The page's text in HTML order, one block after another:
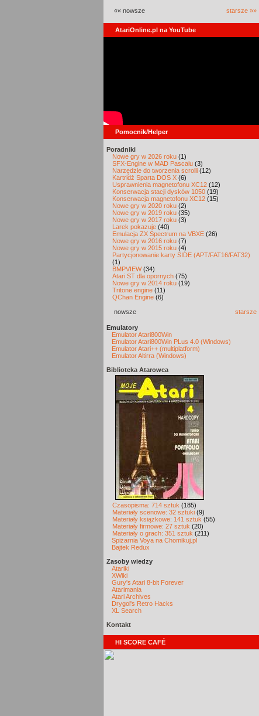
«« nowsze starsze »»
AtariOnline.pl na YouTube
Pomocnik/Helper
Poradniki
Nowe gry w 2026 roku (1)
SFX-Engine w MAD Pascalu (3)
Narzędzie do tworzenia scrolli (12)
Kartridż Sparta DOS X (6)
Usprawnienia magnetofonu XC12 (12)
Konserwacja stacji dysków 1050 (19)
Konserwacja magnetofonu XC12 (15)
Nowe gry w 2020 roku (2)
Nowe gry w 2019 roku (35)
Nowe gry w 2017 roku (3)
Larek pokazuje (40)
Emulacja ZX Spectrum na VBXE (26)
Nowe gry w 2016 roku (7)
Nowe gry w 2015 roku (4)
Partycjonowanie karty SIDE (APT/FAT16/FAT32)
(1)
BMPVIEW(34)
Atari ST dla opornych (75)
Nowe gry w 2014 roku (19)
Tritone engine (11)
QChan Engine (6)
nowsze starsze
Emulatory
Emulator Atari800Win
Emulator Atari800Win PLus 4.0 (Windows)
Emulator Atari++ (multiplatform)
Emulator Altirra (Windows)
Biblioteka Atarowca
Czasopisma: 714 sztuk (185)
Materiały scenowe: 32 sztuki (9)
Materiały książkowe: 141 sztuk (55)
Materiały firmowe: 27 sztuk (20)
Materiały o grach: 351 sztuk (211)
Spiżarnia Voya na Chomikuj.pl
Bajtek Redux
Zasoby wiedzy
Atariki
XWiki
Gury's Atari 8-bit Forever
Atarimania
Atari Archives
Drygol's Retro Hacks
XL Search
Kontakt
HI SCORE CAFÉ